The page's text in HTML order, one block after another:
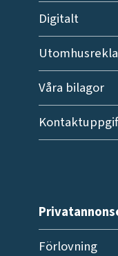
Digitalt
Våra bilagor
Förlovning